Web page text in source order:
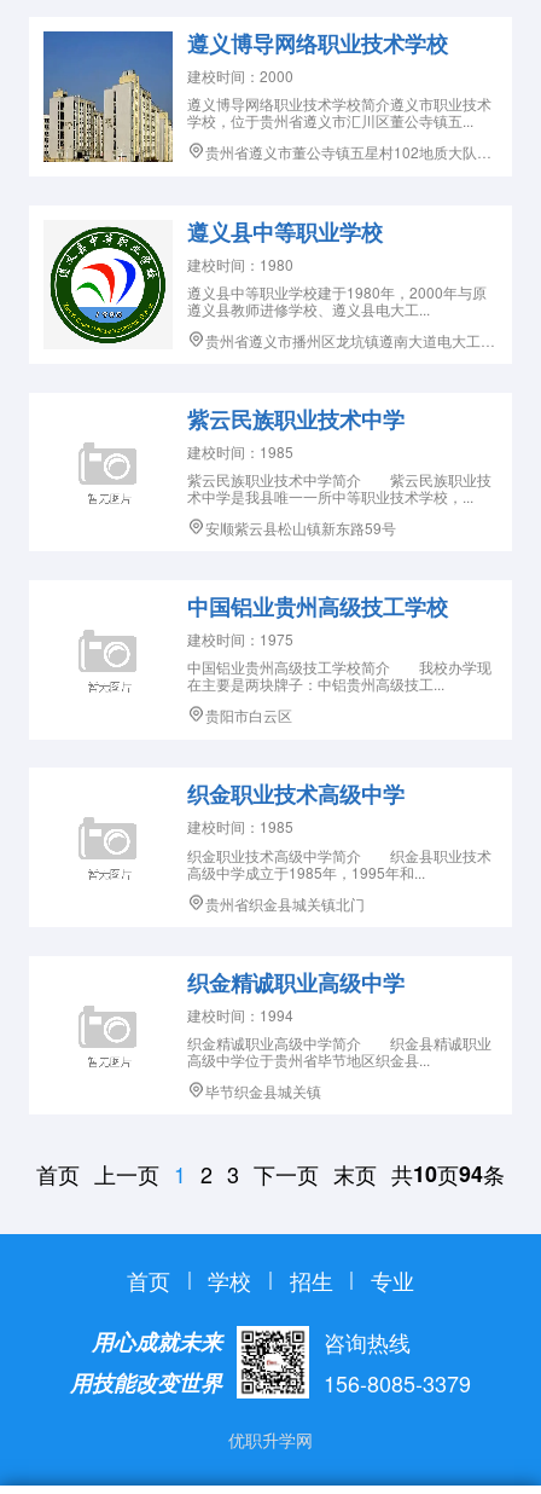
遵义博导网络职业技术学校
建校时间：2000
遵义博导网络职业技术学校简介遵义市职业技术
学校，位于贵州省遵义市汇川区董公寺镇五...
贵州省遵义市董公寺镇五星村102地质大队对面
遵义县中等职业学校
建校时间：1980
遵义县中等职业学校建于1980年，2000年与原
遵义县教师进修学校、遵义县电大工...
贵州省遵义市播州区龙坑镇遵南大道电大工作站东50米
紫云民族职业技术中学
建校时间：1985
紫云民族职业技术中学简介 紫云民族职业技
术中学是我县唯一一所中等职业技术学校，...
安顺紫云县松山镇新东路59号
中国铝业贵州高级技工学校
建校时间：1975
中国铝业贵州高级技工学校简介 我校办学现
在主要是两块牌子：中铝贵州高级技工...
贵阳市白云区
织金职业技术高级中学
建校时间：1985
织金职业技术高级中学简介 织金县职业技术
高级中学成立于1985年，1995年和...
贵州省织金县城关镇北门
织金精诚职业高级中学
建校时间：1994
织金精诚职业高级中学简介 织金县精诚职业
高级中学位于贵州省毕节地区织金县...
毕节织金县城关镇
首页 上一页 1 2 3 下一页 末页 共10页94条
首页 学校 招生
专业
用心成就未来
用技能改变世界
咨询热线
156-8085-3379
优职升学网